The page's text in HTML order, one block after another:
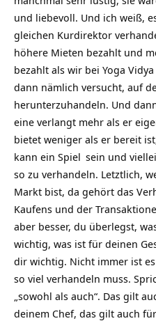
und liebevoll. Und ich weiß,
gleichen Kurdirektor
höhere Mieten bezahlt und
bezahlt als wir bei Yoga Vidya
dann nämlich versucht, auf
herunterzuhandeln. Und
eine verlangt mehr als er
bietet weniger als er bereit
kann ein Spiel sein und
so zu verhandeln. Letztlich,
Markt bist, da gehört das
Kaufens und der
aber besser, du überlegst,
wichtig, was ist für deinen
dir wichtig. Nicht immer ist
so viel verhandeln muss.
„sowohl als auch“. Das gilt
deinem Chef, das gilt auch